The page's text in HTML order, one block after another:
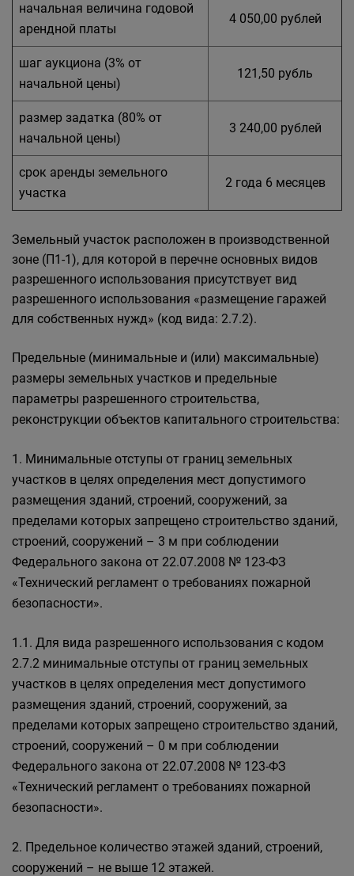
начальная величина годовой
арендной платы
4 050,00 рублей
шаг аукциона (3% от
начальной цены)
121,50 рубль
размер задатка (80% от
начальной цены)
3 240,00 рублей
срок аренды земельного
участка
2 года 6 месяцев
Земельный участок расположен в производственной
зоне (П1-1), для которой в перечне основных видов
разрешенного использования присутствует вид
разрешенного использования «размещение гаражей
для собственных нужд» (код вида: 2.7.2).
Предельные (минимальные и (или) максимальные)
размеры земельных участков и предельные
параметры разрешенного строительства,
реконструкции объектов капитального строительства:
1. Минимальные отступы от границ земельных
участков в целях определения мест допустимого
размещения зданий, строений, сооружений, за
пределами которых запрещено строительство зданий,
строений, сооружений – 3 м при соблюдении
Федерального закона от 22.07.2008 № 123-ФЗ
«Технический регламент о требованиях пожарной
безопасности».
1.1. Для вида разрешенного использования с кодом
2.7.2 минимальные отступы от границ земельных
участков в целях определения мест допустимого
размещения зданий, строений, сооружений, за
пределами которых запрещено строительство зданий,
строений, сооружений – 0 м при соблюдении
Федерального закона от 22.07.2008 № 123-ФЗ
«Технический регламент о требованиях пожарной
безопасности».
2. Предельное количество этажей зданий, строений,
сооружений – не выше 12 этажей.